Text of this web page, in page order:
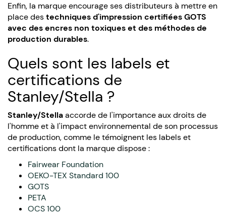
Enfin, la marque encourage ses distributeurs à mettre en
place destechniques d'impression certifiées GOTS
avec des encres non toxiques et des méthodes de
production durables.
Quels sont les labels et
certifications de
Stanley/Stella ?
Stanley/Stellaaccorde de l'importance aux droits de
l'homme et à l'impact environnemental de son processus
de production, comme le témoignent les labels et
certifications dont la marque dispose :
Fairwear Foundation
OEKO-TEX Standard 100
GOTS
PETA
OCS 100